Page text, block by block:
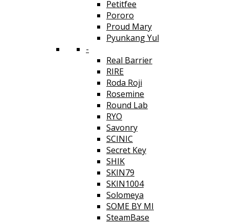
Petitfee
Pororo
Proud Mary
Pyunkang Yul
-
Real Barrier
RIRE
Roda Roji
Rosemine
Round Lab
RYO
Savonry
SCINIC
Secret Key
SHIK
SKIN79
SKIN1004
Solomeya
SOME BY MI
SteamBase